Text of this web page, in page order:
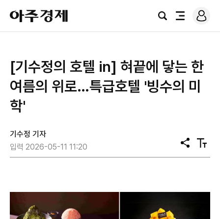
아
주
경
검
전
로
그
[기수정의 호텔 in] 혀끝에 닿는 한
여름의 위로…특급호텔 '빙수의 미
학'
기수정 기자
입력 2026-05-11 11:20
공
유
텍
스